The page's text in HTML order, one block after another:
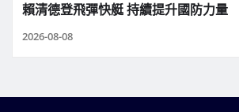
賴清德登飛彈快艇 持續提升國防力量
2026-08-08